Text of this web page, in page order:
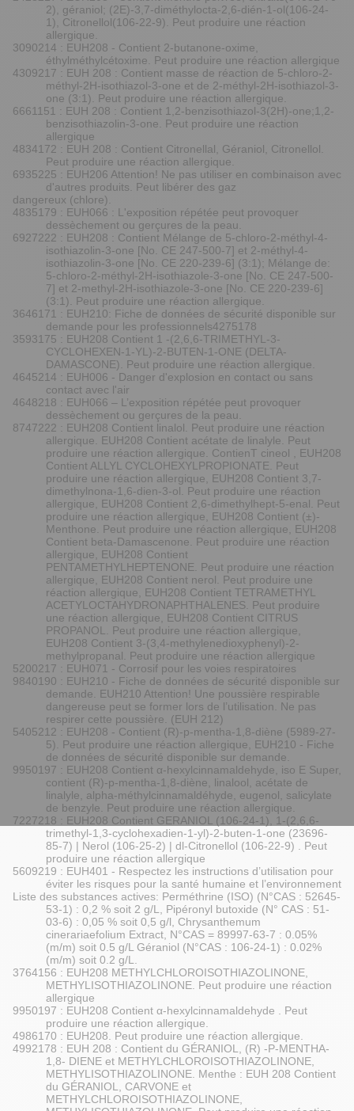
2), géraniol; (2E)-3,7-diméthylocta-2,6-dién-1-ol(106-24-
1), Citronellol(106-22-9). Peut produire une réaction
allergique.
3090214 : EUH208 - Contient 2-butanone-oxime,
éthylméthylcétoxime. Peut produire une réaction allergique
4309217 : EUH 208 : Contient masse de réaction de 5-chloro-2-
méthyl-2H-isothiazol-3-one et de 2-méthyl-2H-isothiazol-3-
one (3:1). Peut produire une réaction allergique.
6661151 : EUH 208 : Contient 1,2-benzisothiazol-3(2H)-one;1,2-
benzisothiazolin-3-one. Peut produire une réaction
allergique
4834172 : EUH 208 : Contient Citronellal, Géraniol, Citronellol.
Peut produire une réaction allergique.
6935225 : EUH206 Attention! Ne pas utiliser en combinaison avec
d'autres produits. Peut libérer des gaz
dangereux (chlore).
4835179 : EUH066 : L'exposition répétée peut provoquer
dessèchement ou gerçures de la peau.
6927222 : EUH208 : Contient Mélange de 5-chloro-2-méthyl-4-
isothiazolin-3-one [No. CE 247-500-7] et 2-méthyl-4-
isothiazolin-3-one [No. CE 220-239-6] (3:1); Mélange de:
5-chloro-2-méthyl-2H-isothiazole-3-one [No. CE 247-500-
7] et 2-methyl-2H-isothiazole-3-one [No. CE 220-239-6]
(3:1). Peut produire une réaction allergique.
3646171 : EUH210: Fiche de données de sécurité disponible sur
demande pour les professionnels4275178
3593175 : EUH208 Contient 1 -(2,6,6-TRIMETHYL-3-
CYCLOHEXEN-1-YL)-2-BUTEN-1-ONE (DELTA-
DAMASCONE). Peut produire une réaction allergique.
4645214 : EUH006 - Danger d'explosion en contact ou sans
contact avec l'air
4648218 : EUH066 – L’exposition répétée peut provoquer
dessèchement ou gerçures de la peau.
8747222 : EUH208 Contient linalol. Peut produire une réaction
allergique. EUH208 Contient acétate de linalyle. Peut
produire une réaction allergique. ContienT cineol , EUH208
Contient ALLYL CYCLOHEXYLPROPIONATE. Peut
produire une réaction allergique, EUH208 Contient 3,7-
dimethylnona-1,6-dien-3-ol. Peut produire une réaction
allergique, EUH208 Contient 2,6-dimethylhept-5-enal. Peut
produire une réaction allergique, EUH208 Contient (±)-
Menthone. Peut produire une réaction allergique, EUH208
Contient beta-Damascenone. Peut produire une réaction
allergique, EUH208 Contient
PENTAMETHYLHEPTENONE. Peut produire une réaction
allergique, EUH208 Contient nerol. Peut produire une
réaction allergique, EUH208 Contient TETRAMETHYL
ACETYLOCTAHYDRONAPHTHALENES. Peut produire
une réaction allergique, EUH208 Contient CITRUS
PROPANOL. Peut produire une réaction allergique,
EUH208 Contient 3-(3,4-methylenedioxyphenyl)-2-
methylpropanal. Peut produire une réaction allergique
5200217 : EUH071 - Corrosif pour les voies respiratoires
9840190 : EUH210 - Fiche de données de sécurité disponible sur
demande. EUH210 Attention! Une poussière respirable
dangereuse peut se former lors de l’utilisation. Ne pas
respirer cette poussière. (EUH 212)
5405212 : EUH208 - Contient (R)-p-mentha-1,8-diène (5989-27-
5). Peut produire une réaction allergique, EUH210 - Fiche
de données de sécurité disponible sur demande.
9950197 : EUH208 Contient α-hexylcinnamaldehyde, iso E Super,
contient (R)-p-mentha-1,8-diène, linalool, acétate de
linalyle, alpha-méthylcinnamaldéhyde, eugenol, salicylate
de benzyle. Peut produire une réaction allergique.
7227218 : EUH208 Contient GERANIOL (106-24-1), 1-(2,6,6-
trimethyl-1,3-cyclohexadien-1-yl)-2-buten-1-one (23696-
85-7) | Nerol (106-25-2) | dl-Citronellol (106-22-9) . Peut
produire une réaction allergique
5609219 : EUH401 - Respectez les instructions d’utilisation pour
éviter les risques pour la santé humaine et l’environnement
Liste des substances actives: Perméthrine (ISO) (N°CAS : 52645-
53-1) : 0,2 % soit 2 g/L, Pipéronyl butoxide (N° CAS : 51-
03-6) : 0,05 % soit 0,5 g/l, Chrysanthemum
cinerariaefolium Extract, N°CAS = 89997-63-7 : 0.05%
(m/m) soit 0.5 g/L Géraniol (N°CAS : 106-24-1) : 0.02%
(m/m) soit 0.2 g/L.
3764156 : EUH208 METHYLCHLOROISOTHIAZOLINONE,
METHYLISOTHIAZOLINONE. Peut produire une réaction
allergique
9950197 : EUH208 Contient α-hexylcinnamaldehyde . Peut
produire une réaction allergique.
4986170 : EUH208. Peut produire une réaction allergique.
4992178 : EUH 208 : Contient du GÉRANIOL, (R) -P-MENTHA-
1,8- DIENE et METHYLCHLOROISOTHIAZOLINONE,
METHYLISOTHIAZOLINONE. Menthe : EUH 208 Contient
du GÉRANIOL, CARVONE et
METHYLCHLOROISOTHIAZOLINONE,